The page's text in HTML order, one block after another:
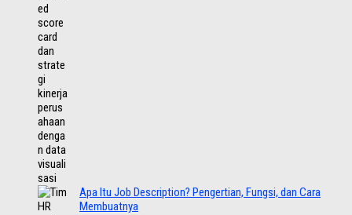
Apa Itu Job Description? Pengertian, Fungsi, dan Cara
Membuatnya